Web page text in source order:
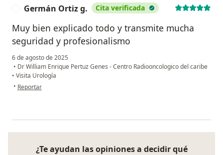
Germán Ortiz g. Cita verificada
Muy bien explicado todo y transmite mucha
seguridad y profesionalismo
6 de agosto de 2025
• Dr William Enrique Pertuz Genes - Centro Radiooncologico del caribe
• Visita Urología
• en opinión del usuario Germán Ortiz g.
Reportar
¿Te ayudan las opiniones a decidir qué